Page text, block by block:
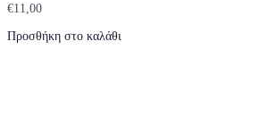
€11,00
Προσθήκη στο καλάθι